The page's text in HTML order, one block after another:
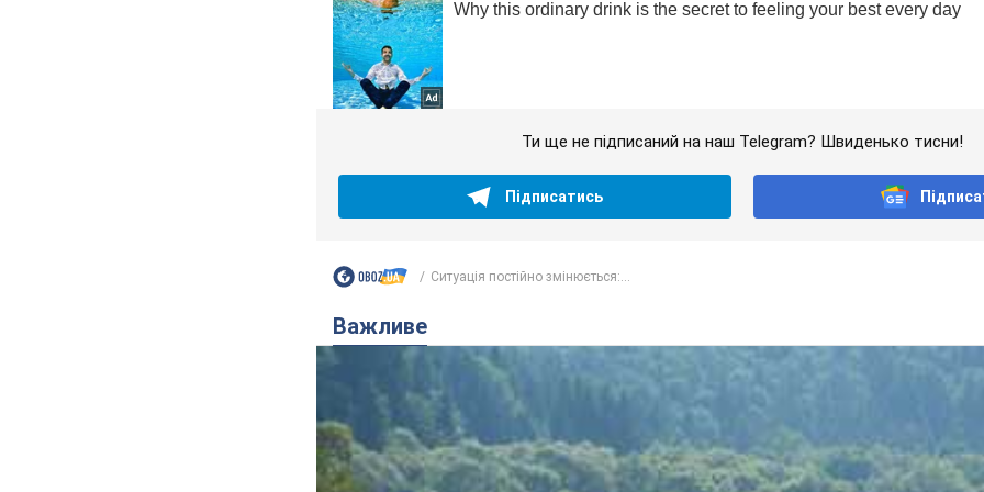
Ти ще не підписаний на наш Telegram? Швиденько тисни!
Підписатись
Ситуація постійно змінюється:...
Важливе